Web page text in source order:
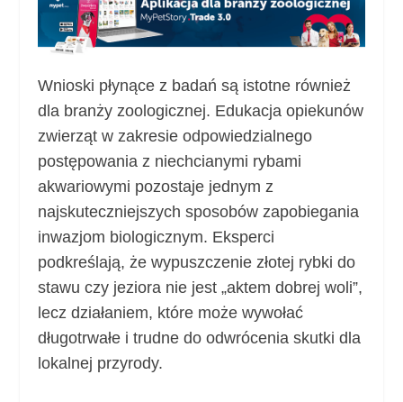
Wnioski płynące z badań są istotne również
dla branży zoologicznej. Edukacja opiekunów
zwierząt w zakresie odpowiedzialnego
postępowania z niechcianymi rybami
akwariowymi pozostaje jednym z
najskuteczniejszych sposobów zapobiegania
inwazjom biologicznym. Eksperci
podkreślają, że wypuszczenie złotej rybki do
stawu czy jeziora nie jest „aktem dobrej woli”,
lecz działaniem, które może wywołać
długotrwałe i trudne do odwrócenia skutki dla
lokalnej przyrody.